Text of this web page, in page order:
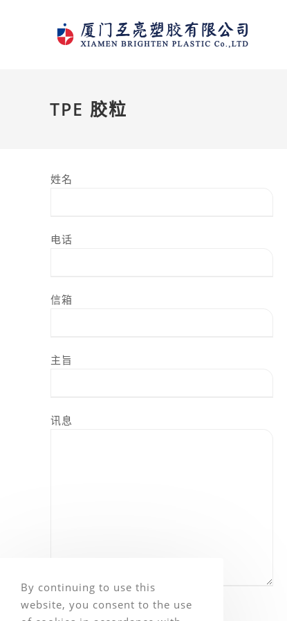
TPE 胶粒
姓名
电话
信箱
主旨
讯息
By continuing to use this
website, you consent to the use